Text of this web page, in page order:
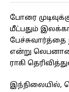
போரை
மீட்பதும்
என்று
ராகி
இந்நிலையில்,